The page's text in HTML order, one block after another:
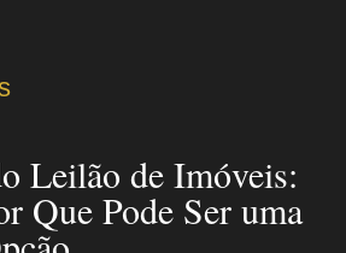
Leilão de Imóveis:
Que Pode Ser uma